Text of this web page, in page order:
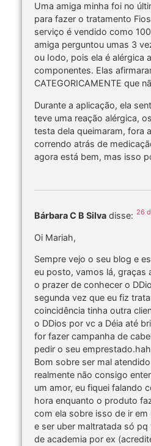
Uma amiga minha foi no
para fazer o tratamento
serviço é vendido como
amiga perguntou umas 3
ou Iodo, pois ela é alérgica
componentes. Elas
CATEGORICAMENTE que
Durante a aplicação, ela
teve uma reação alérgica,
testa dela queimaram, fora
correndo atrás de
agora está bem, mas isso
Bárbara C B Silva disse: 26
Oi Mariah,
Sempre vejo o seu blog e
eu posto, vamos lá, graças
o prazer de conhecer o
segunda vez que eu fiz
coincidência tinha outra
o DDios por vc a Déia até
for fazer campanha de
pedir o seu
Bom sobre ser mal
realmente não consigo
um amor, eu fiquei falando
hora enquanto o produto
com ela sobre isso de ir em
e ser uber maltratada só
de academia por ex